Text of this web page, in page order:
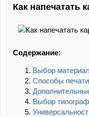
Как напечатать
Содержание:
Выбор
Способы
Выбор